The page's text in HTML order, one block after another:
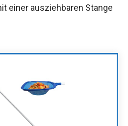
einer ausziehbaren Stange